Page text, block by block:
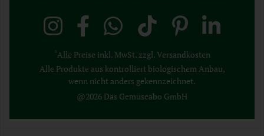
*Alle Preise inkl. MwSt. zzgl. Versandkosten
Alle Produkte aus kontrolliert biologischem Anbau,
wenn nicht anders gekennzeichnet.
@2026 Das Gemüseabo GmbH